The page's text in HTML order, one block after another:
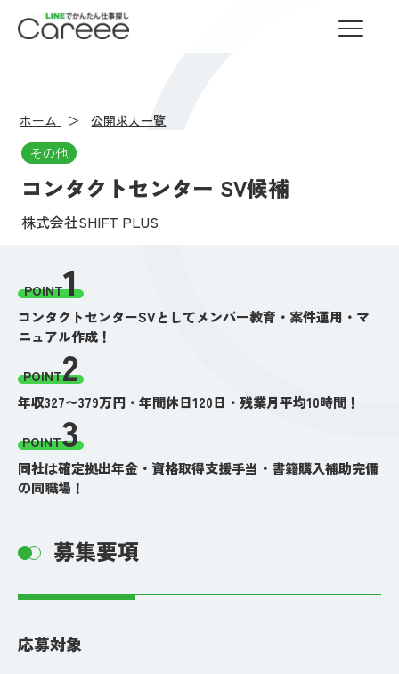
LINEでかんたん仕事探し Careee
ホーム
公開求人一覧
その他
コンタクトセンター SV候補
株式会社SHIFT PLUS
POINT1
コンタクトセンターSVとしてメンバー教育・案件運用・マ
ニュアル作成！
POINT2
年収327〜379万円・年間休日120日・残業月平均10時間！
POINT3
同社は確定拠出年金・資格取得支援手当・書籍購入補助完備
の同職場！
募集要項
応募対象